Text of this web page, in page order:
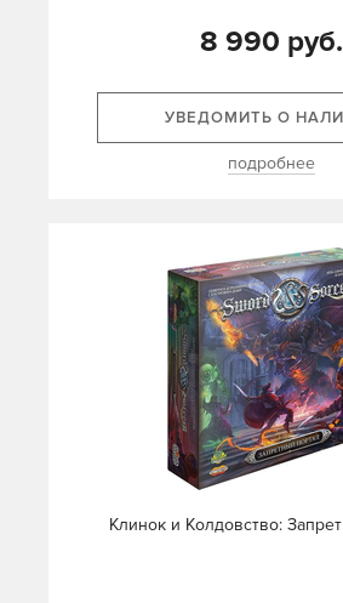
8 990 руб.
УВЕДОМИТЬ О
подробнее
Клинок и Колдовство: